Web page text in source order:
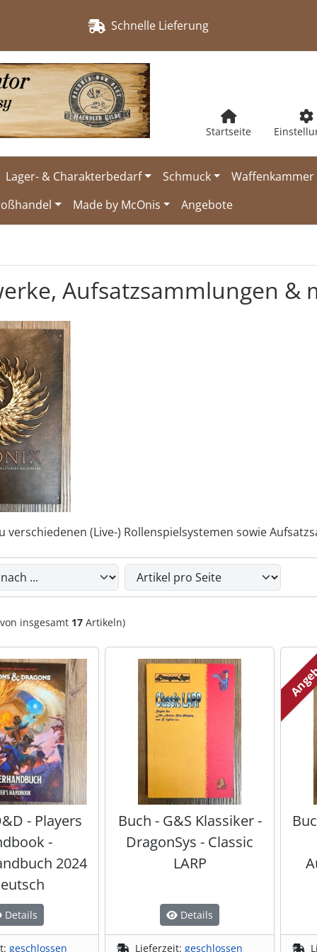
Schnelle Lieferung
Startseite
Lager- & Charakterbedarf Schmuck Waffenkammer
Made by McOnis Angebote
Aufsatzsammlungen &
verschiedenen (Live-) Rollenspielsystemen sowie
die nachfolgenden Artikel umsortieren und zwischen
insgesamt 17 Artikeln)
- Players
-
2024
Details
geschlossen
Buch - G&S Klassiker -
DragonSys - Classic
LARP
Details
Lieferzeit: geschlossen